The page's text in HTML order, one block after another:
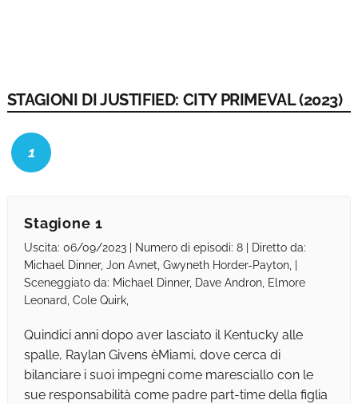
STAGIONI DI JUSTIFIED: CITY PRIMEVAL (2023)
1
Stagione 1
Uscita: 06/09/2023 | Numero di episodi: 8 | Diretto da:
Michael Dinner, Jon Avnet, Gwyneth Horder-Payton, |
Sceneggiato da: Michael Dinner, Dave Andron, Elmore
Leonard, Cole Quirk,
Quindici anni dopo aver lasciato il Kentucky alle
spalle, Raylan Givens èMiami, dove cerca di
bilanciare i suoi impegni come maresciallo con le
sue responsabilità come padre part-time della figlia